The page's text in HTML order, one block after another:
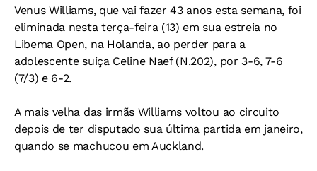
Venus Williams, que vai fazer 43 anos esta semana, foi
eliminada nesta terça-feira (13) em sua estreia no
Libema Open, na Holanda, ao perder para a
adolescente suíça Celine Naef (N.202), por 3-6, 7-6
(7/3) e 6-2.
A mais velha das irmãs Williams voltou ao circuito
depois de ter disputado sua última partida em janeiro,
quando se machucou em Auckland.